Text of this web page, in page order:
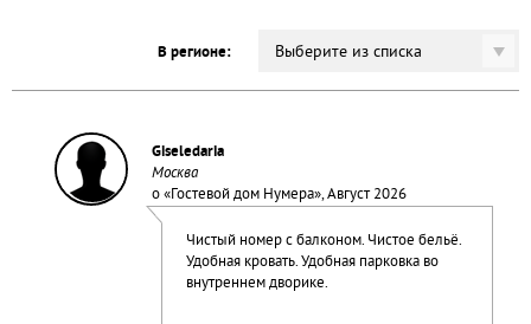
В регионе: Выберите из списка
Giseledaria
Москва
о «Гостевой дом Нумера», Август 2026
Чистый номер с балконом. Чистое бельё.
Удобная кровать. Удобная парковка во
внутреннем дворике.